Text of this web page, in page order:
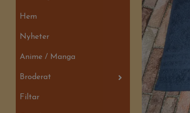
Hem
Nyheter
Anime / Manga
Broderat
Filtar